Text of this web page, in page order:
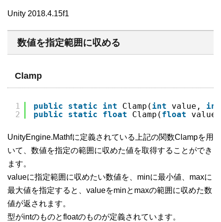
Unity 2018.4.15f1
数値を指定範囲に収める
Clamp
1
2
public static int Clamp( int value, int
public
static float Clamp( float
UnityEngine.Mathfに定義されている上記の関数Clampを用
いて、数値を指定の範囲に収めた値を取得することができ
ます。
valueに指定範囲に収めたい数値を、minに最小値、maxに
最大値を指定すると、valueをminとmaxの範囲に収めた数
値が返されます。
型がintのものとfloatのものが定義されています。